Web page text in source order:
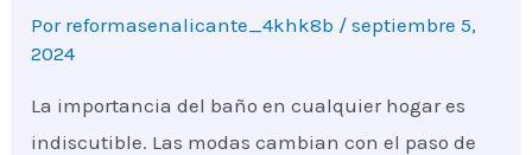
Por reformasenalicante_4khk8b /septiembre 5,
2024
La importancia del baño en cualquier hogar es
indiscutible. Las modas cambian con el paso de